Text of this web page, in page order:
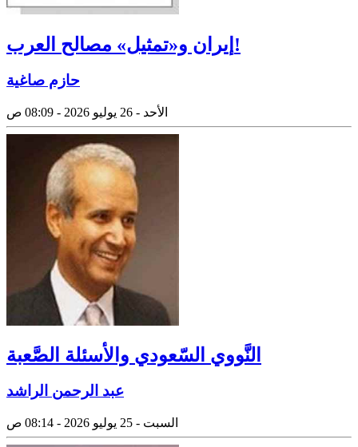
إيران و«تمثيل» مصالح العرب!
حازم صاغية
الأحد - 26 يوليو 2026 - 08:09 ص
النَّووي السّعودي والأسئلة الصَّعبة
عبد الرحمن الراشد
السبت - 25 يوليو 2026 - 08:14 ص